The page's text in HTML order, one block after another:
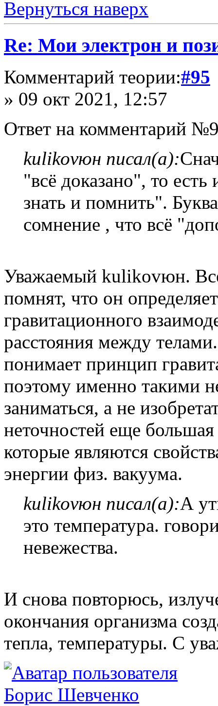
Вернуться наверх
Re: Мои электрон и
Комментарий теории:#95
» 09 окт 2021, 12:57
Ответ на комментарий
kulikovюн писал(а):
"всё доказано", то
знать и помнить".
сомнение , что всё
Уважаемый kulikovюн.
помнят, что он
гравитационного
расстояния между
понимает принцип
поэтому именно такими
заниматься, а не
неточностей еще
которые являются
энергии физ. вакуума.
kulikovюн писал(а):А
это температура.
невежества.
И снова повторюсь,
окончания организма
тепла, температуры. С
Борис Шевченко